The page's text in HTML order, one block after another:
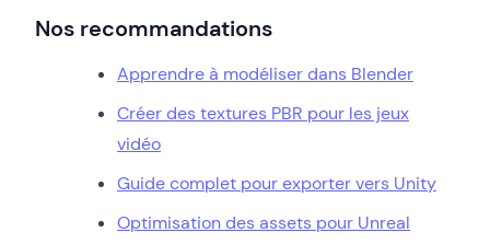
Nos recommandations
Apprendre à modéliser dans Blender
Créer des textures PBR pour les jeux
vidéo
Guide complet pour exporter vers Unity
Optimisation des assets pour Unreal